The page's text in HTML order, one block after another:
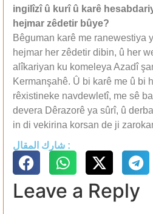
ingilîzî û kurî û karê
hejmar zêdetir bûye?
Bêguman karê me ranewestiya
hejmar her zêdetir dibin, û her
alîkariyan ku komeleya Azadî
Kermanşahê. Û bi karê me û bi
rêxistineke navdewletî, me sê
devera Dêrazorê ya sûrî, û
in di vekirina korsan de ji
شارك المقال :
Leave a Reply